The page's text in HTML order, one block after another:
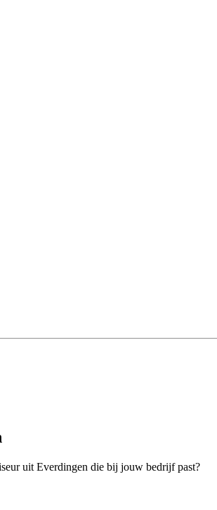
uit Everdingen die bij jouw bedrijf past?